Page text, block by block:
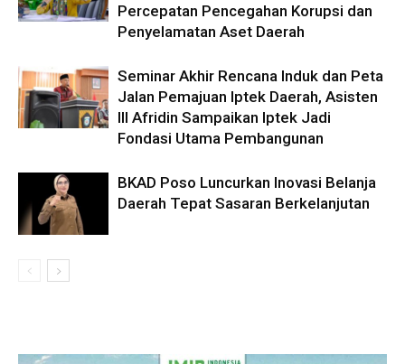
Percepatan Pencegahan Korupsi dan
Penyelamatan Aset Daerah
Seminar Akhir Rencana Induk dan Peta
Jalan Pemajuan Iptek Daerah, Asisten
III Afridin Sampaikan Iptek Jadi
Fondasi Utama Pembangunan
BKAD Poso Luncurkan Inovasi Belanja
Daerah Tepat Sasaran Berkelanjutan